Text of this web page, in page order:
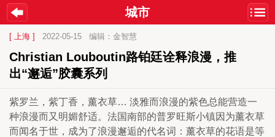
城市
[ 上海 ] 2022-05-15 编辑：金智慧
Christian Louboutin路铂廷诠释浪漫，推
出“邂逅”胶囊系列
紫罗兰，紫丁香，薰衣草… 淡雅而浪漫的紫色总能营造一
种浪漫而又明媚舒适。法国南部的普罗旺斯小镇因为薰衣草
而闻名于世，成为了浪漫邂逅的代名词：薰衣草的花语是等